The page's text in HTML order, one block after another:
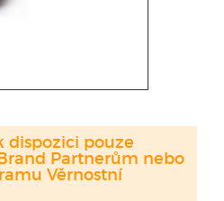
dispozici pouze
Partnerům nebo
Věrnostní